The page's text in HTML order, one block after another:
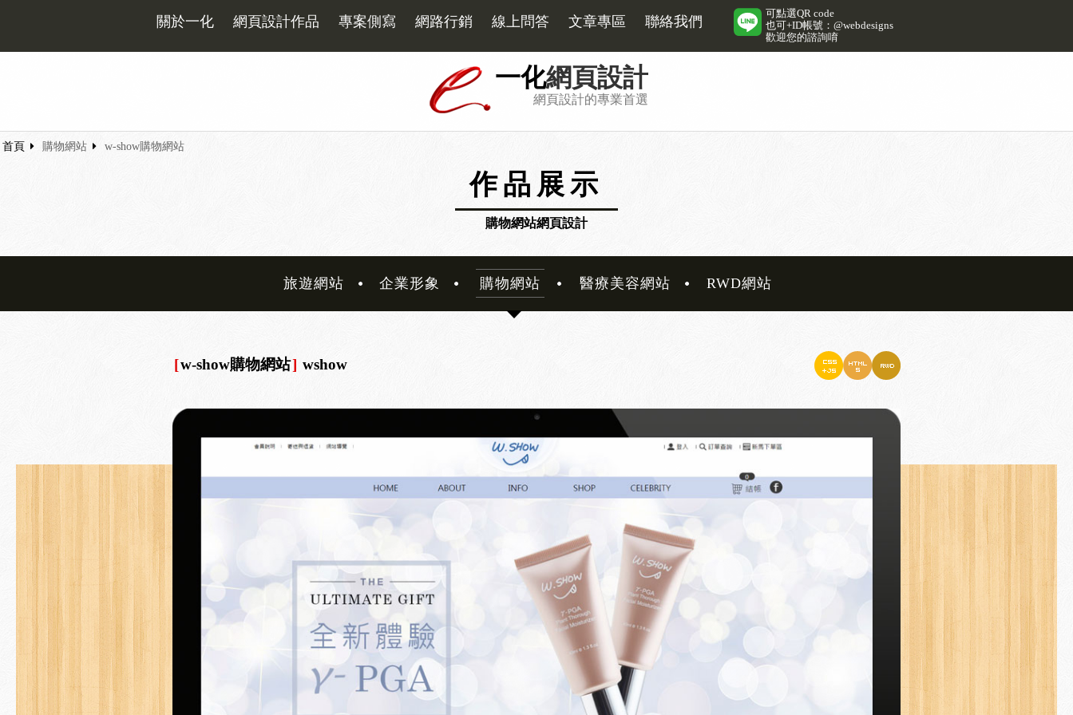
關於一化 網頁設計作品 專案側寫 網路行銷 線上問答 文章專區 聯絡我們
可點選QR code
也可+ID帳號：@webdesigns
歡迎您的諮詢唷
一化網頁設計
網頁設計的專業首選
首頁 購物網站 w-show購物網站
作品展示
購物網站網頁設計
旅遊網站 企業形象 購物網站 醫療美容網站 RWD網站
[w-show購物網站] wshow